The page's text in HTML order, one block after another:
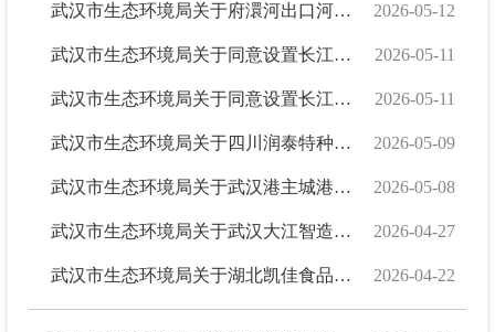
武汉市生态环境局关于府澴河出口河段综合整治工程涉武信成品油管道迁改工程环... 2026-05-12
武汉市生态环境局关于同意设置长江新区 华能武汉发电有限责任公司2号直流冷却... 2026-05-11
武汉市生态环境局关于同意设置长江新区 华能武汉发电有限责任公司1号直流冷却... 2026-05-11
武汉市生态环境局关于四川润泰特种气体有限公司医学影像专用特种气体项目一期... 2026-05-09
武汉市生态环境局关于武汉港主城港区黄金口作业区阳集物流码头工程环境影响报... 2026-05-08
武汉市生态环境局关于武汉大江智造技术有限公司新型电力装备智能制造项目环境... 2026-04-27
武汉市生态环境局关于湖北凯佳食品有限公司华中肉制品加工基地项目环境影响报... 2026-04-22